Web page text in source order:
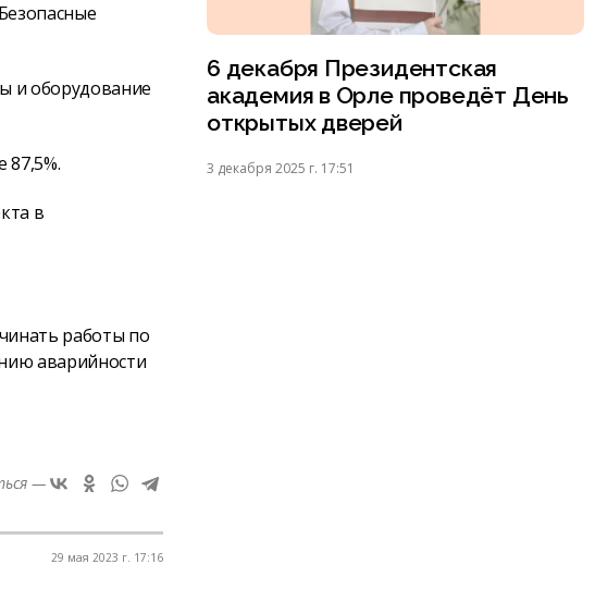
и оборудование
87,5%.
в
работы по
аварийности
—
29 мая 2023 г. 17:16
6 декабря Президентская
академия в Орле проведёт День
открытых дверей
3 декабря 2025 г. 17:51